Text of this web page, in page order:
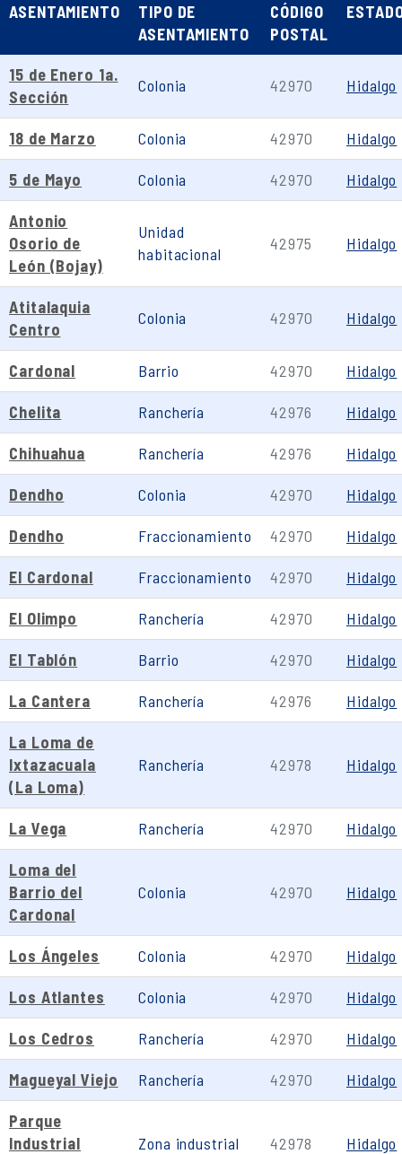
ASENTAMIENTO
TIPO DE
ASENTAMIENTO
CÓDIGO
POSTAL
15 de Enero 1a.
Sección
Colonia 42970 Hidalgo
18 de Marzo Colonia 42970 Hidalgo
5 de Mayo Colonia 42970 Hidalgo
Antonio
Osorio de
León (Bojay)
Unidad
habitacional
42975 Hidalgo
Atitalaquia
Centro
Colonia 42970 Hidalgo
Cardonal Barrio 42970 Hidalgo
Chelita Ranchería 42976 Hidalgo
Chihuahua Ranchería 42976 Hidalgo
Dendho Colonia 42970 Hidalgo
Dendho Fraccionamiento 42970 Hidalgo
El Cardonal Fraccionamiento 42970 Hidalgo
El Olimpo Ranchería 42970 Hidalgo
El Tablón Barrio 42970 Hidalgo
La Cantera Ranchería 42976 Hidalgo
La Loma de
Ixtazacuala
(La Loma)
Ranchería 42978 Hidalgo
La Vega Ranchería 42970 Hidalgo
Loma del
Barrio del
Cardonal
Colonia 42970 Hidalgo
Los Ángeles Colonia 42970 Hidalgo
Los Atlantes Colonia 42970 Hidalgo
Los Cedros Ranchería 42970 Hidalgo
Magueyal Viejo Ranchería 42970 Hidalgo
Parque
Industrial
Zona industrial 42978 Hidalgo